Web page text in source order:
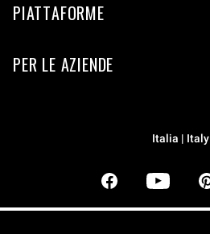
PIATTAFORME
PER LE AZIENDE
Italia | Italy